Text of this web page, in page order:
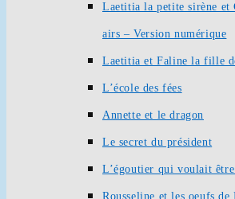
Laetitia la petite sirène et
airs – Version numérique
Laetitia et Faline la fille
L’école des fées
Annette et le dragon
Le secret du président
L’égoutier qui voulait
Rousseline et les oeufs de